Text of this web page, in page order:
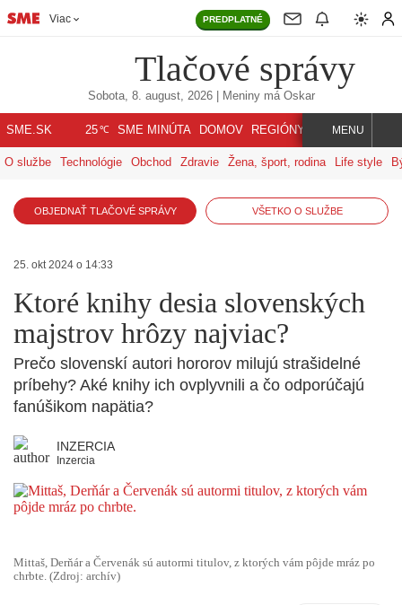
Viac PREDPLATNÉ
Tlačové správy
Sobota, 8. august, 2026| Meniny má Oskar
SME.SK 25℃ SME MINÚTA DOMOV REGIÓNY INDEX SVET
MENU
O službe Technológie Obchod Zdravie Žena, šport, rodina Life style
OBJEDNAŤ TLAČOVÉ SPRÁVY VŠETKO O SLUŽBE
25. okt 2024 o 14:33
Ktoré knihy desia slovenských
majstrov hrôzy najviac?
Prečo slovenskí autori hororov milujú strašidelné
príbehy? Aké knihy ich ovplyvnili a čo odporúčajú
fanúšikom napätia?
INZERCIA
Inzercia
Mittaš, Derňár a Červenák sú autormi titulov, z ktorých vám pôjde mráz po
chrbte. (Zdroj: archív)